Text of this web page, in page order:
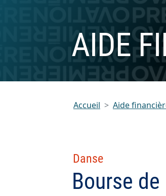
AIDE
Accueil Aide
Danse
Bourse